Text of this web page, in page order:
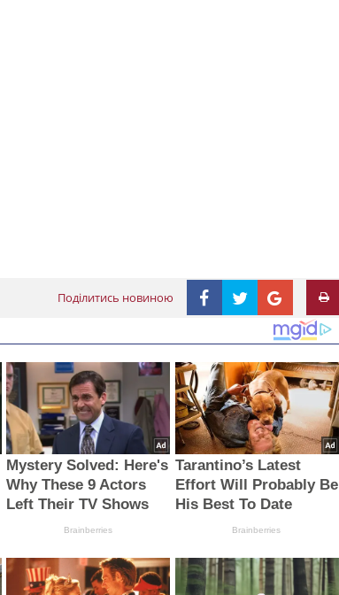
Поділитись новиною
Mystery Solved: Here's
Why These 9 Actors
Left Their TV Shows
Brainberries
Tarantino’s Latest
Effort Will Probably Be
His Best To Date
Brainberries